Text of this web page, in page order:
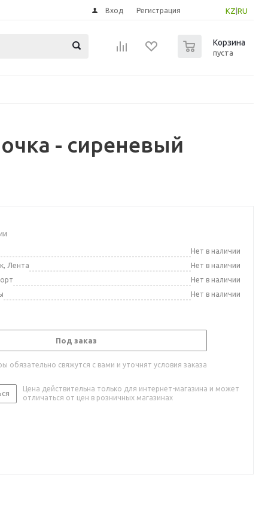
KZ RU
Вход Регистрация
Корзина
пуста
- сиреневый
Нет в наличии
Лента
Нет в наличии
Нет в наличии
Нет в наличии
Под заказ
обязательно свяжутся с вами и уточнят условия заказа
Цена действительна только для интернет-магазина и может
отличаться от цен в розничных магазинах